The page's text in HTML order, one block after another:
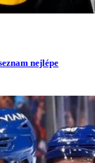
nejlépe